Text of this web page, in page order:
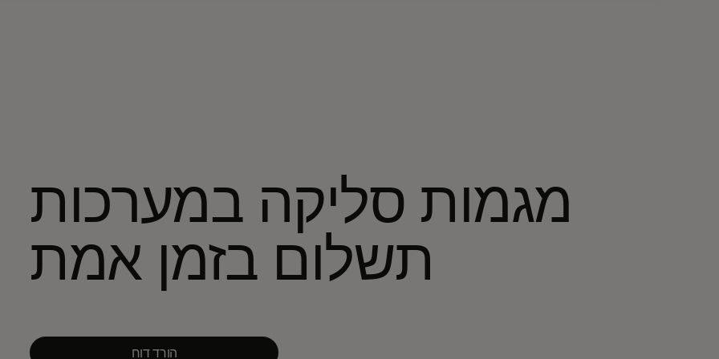
מגמות סליקה במערכות
תשלום בזמן אמת
הורד דוח